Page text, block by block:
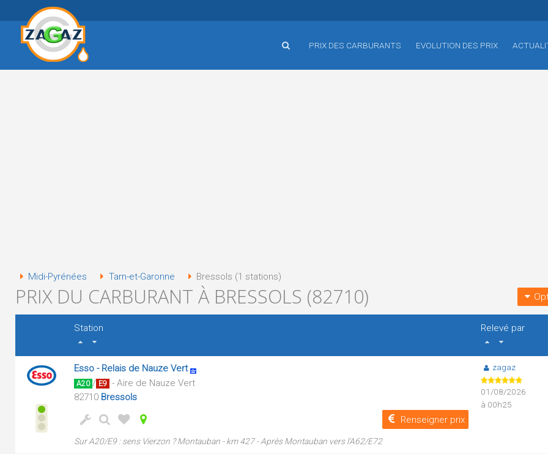
PRIX DES CARBURANTS EVOLUTION DES PRIX
Midi-Pyrénées Tarn-et-Garonne Bressols (1 stations)
PRIX DU CARBURANT À BRESSOLS (82710)
Station
Relevé par
Esso - Relais de Nauze Vert
A20 / E9 - Aire de Nauze Vert
82710 Bressols
Renseigner prix
Sur A20/E9 : sens Vierzon ? Montauban - km 427 - Après Montauban vers l'A62/E72
zagaz
01/08/2026
à 00h25